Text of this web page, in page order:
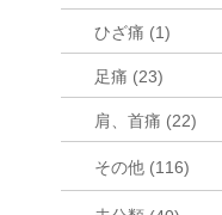
ひざ痛 (1)
足痛 (23)
肩、首痛 (22)
その他 (116)